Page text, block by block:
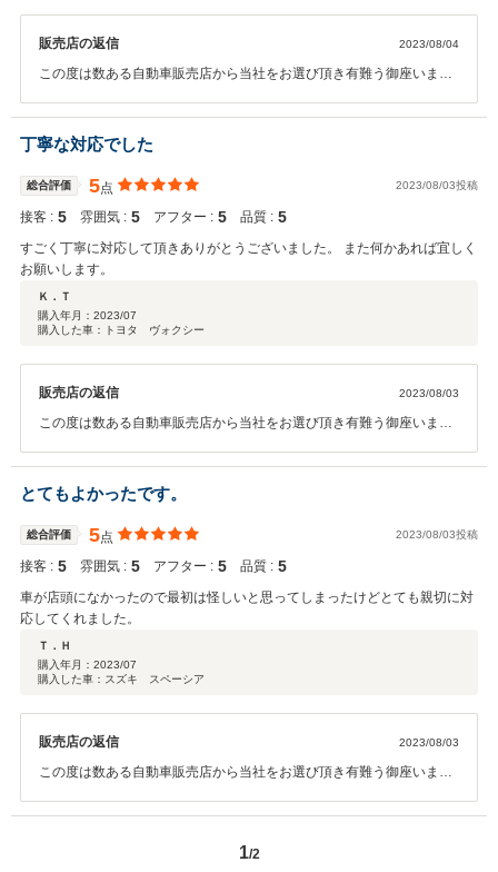
販売店の返信 2023/08/04
この度は数ある自動車販売店から当社をお選び頂き有難う御座いまし
思います。今後も何か御座いましたらスタッフ一同全力でサポートさ
せて頂きますのでお気軽にご連絡頂ければと思います。
丁寧な対応でした
総合評価 5点 2023/08/03投稿
接客 : 5 雰囲気 : 5 アフター : 5 品質 : 5
すごく丁寧に対応して頂きありがとうございました。 また何かあれば宜しく
お願いします。
Ｋ．Ｔ
購入年月： 2023/07
購入した車：トヨタ ヴォクシー
販売店の返信 2023/08/03
この度は数ある自動車販売店から当社をお選び頂き有難う御座いまし
く思います。 今後も何か御座いましたらスタッフ一同全力でサポート
させて頂きますのでお気軽にご連絡頂ければと思います。
とてもよかったです。
総合評価 5点 2023/08/03投稿
接客 : 5 雰囲気 : 5 アフター : 5 品質 : 5
車が店頭になかったので最初は怪しいと思ってしまったけどとても親切に対
応してくれました。
Ｔ．Ｈ
購入年月： 2023/07
購入した車：スズキ スペーシア
販売店の返信 2023/08/03
この度は数ある自動車販売店から当社をお選び頂き有難う御座いまし
く思います。 今後も何か御座いましたらスタッフ一同全力でサポート
1/2